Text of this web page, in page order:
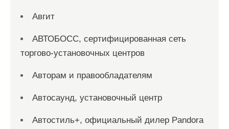
Авгит
АВТОБОСС, сертифицированная сеть
торгово-установочных центров
Авторам и правообладателям
Автосаунд, установочный центр
Автостиль+, официальный дилер Pandora